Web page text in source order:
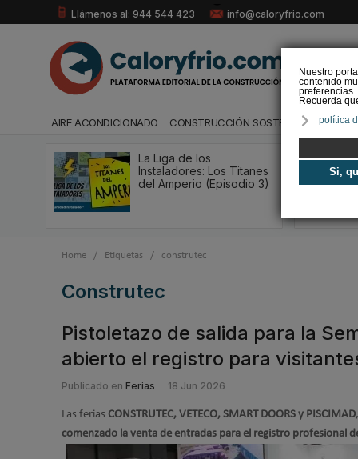
Nuestro
contenido
preferencias.
Recuerda
política
Si,
Llámenos al: 944 544 423 info@caloryfrio.com
AIRE ACONDICIONADO CONSTRUCCIÓN SOSTENIBLE
La Liga de los
Instaladores: Los Titanes
del Amperio (Episodio 3)
Home / Etiquetas / construtec
construtec
Pistoletazo de salida para la
abierto el registro para
Publicado en Ferias 18 Jun 2026
Las ferias CONSTRUTEC, VETECO, SMART DOORS y PISCIMAD
comenzado la venta de entradas para el registro profesional